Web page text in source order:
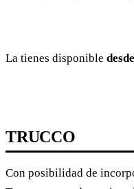
La tienes disponible
TRUCCO
Con posibilidad de